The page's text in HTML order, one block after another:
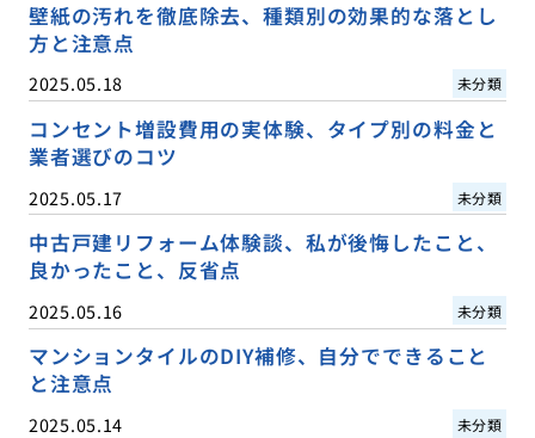
壁紙の汚れを徹底除去、種類別の効果的な落とし
方と注意点
2025.05.18 未分類
コンセント増設費用の実体験、タイプ別の料金と
業者選びのコツ
2025.05.17 未分類
中古戸建リフォーム体験談、私が後悔したこと、
良かったこと、反省点
2025.05.16 未分類
マンションタイルのDIY補修、自分でできること
と注意点
2025.05.14 未分類